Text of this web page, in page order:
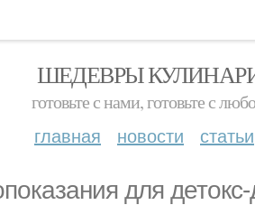
ШЕДЕВРЫ
готовьте с нами, готовьте с
главная новости статьи
для